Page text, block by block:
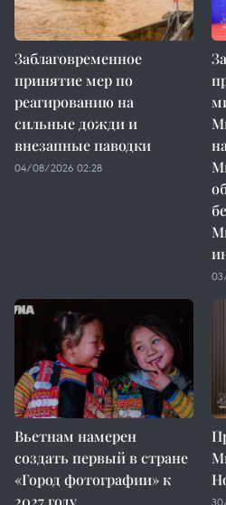
Заблаговременное
принятие мер по
реагированию на
сильные дожди и
внезапные паводки
04/08/2026 02:28
Вьетнам намерен
создать первый в стране
«Город фотографии» к
2027 году